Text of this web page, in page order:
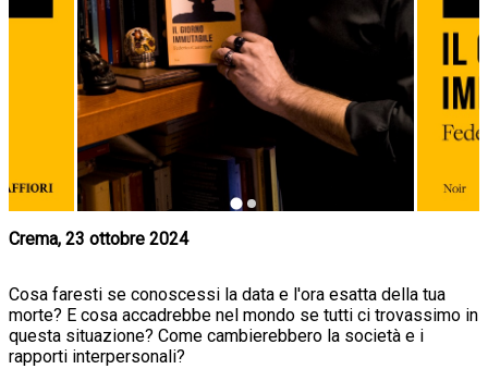
Crema, 23 ottobre 2024
Cosa faresti se conoscessi la data e l'ora esatta della tua
morte? E cosa accadrebbe nel mondo se tutti ci trovassimo in
questa situazione? Come cambierebbero la società e i
rapporti interpersonali?